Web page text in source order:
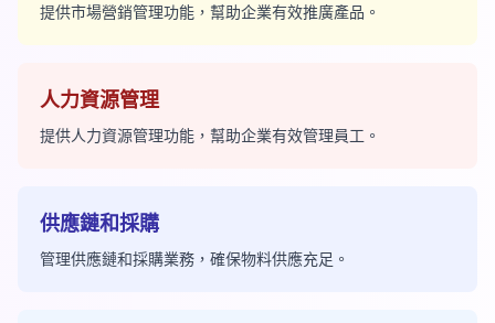
提供市場營銷管理功能，幫助企業有效推廣產品。
人力資源管理
提供人力資源管理功能，幫助企業有效管理員工。
供應鏈和採購
管理供應鏈和採購業務，確保物料供應充足。